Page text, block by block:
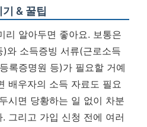
& 꿀팁
리 알아두면 좋아요. 보통은
와 소득증빙 서류(근로소득
록증명원 등)가 필요할 거예
배우자의 소득 자료도 필요
시면 당황하는 일 없이 차분
그리고 가입 신청 전에 여러